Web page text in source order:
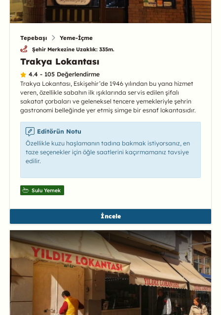
Tepebaşı Yeme-İçme
Şehir Merkezine Uzaklık: 335m.
Trakya Lokantası
4.4 - 105 Değerlendirme
Trakya Lokantası, Eskişehir’de 1946 yılından bu yana hizmet
veren, özellikle sabahın ilk ışıklarında servis edilen şifalı
sakatat çorbaları ve geleneksel tencere yemekleriyle şehrin
gastronomi belleğinde yer etmiş simge bir esnaf lokantasıdır.
Editörün Notu
Özellikle kuzu haşlamanın tadına bakmak istiyorsanız, en
taze seçenekler için öğle saatlerini kaçırmamanız tavsiye
edilir.
Sulu Yemek
İncele